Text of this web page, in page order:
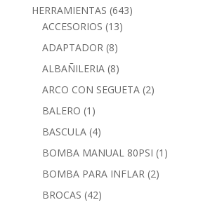
HERRAMIENTAS (643)
ACCESORIOS (13)
ADAPTADOR (8)
ALBAÑILERIA (8)
ARCO CON SEGUETA (2)
BALERO (1)
BASCULA (4)
BOMBA MANUAL 80PSI (1)
BOMBA PARA INFLAR (2)
BROCAS (42)